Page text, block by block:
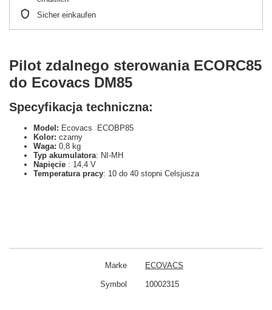
Sicher einkaufen
Pilot zdalnego sterowania ECORC85
do Ecovacs DM85
Specyfikacja techniczna:
Model: Ecovacs ECOBP85
Kolor: czarny
Waga: 0,8 kg
Typ akumulatora: NI-MH
Napięcie : 14,4 V
Temperatura pracy: 10 do 40 stopni Celsjusza
Marke ECOVACS
Symbol 10002315